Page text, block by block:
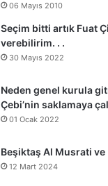
06 Mayıs 2010
Seçim bitti artık Fuat
verebilirim. . .
30 Mayıs 2022
Neden genel kurula
Çebi’nin saklamaya
01 Ocak 2022
Beşiktaş Al Musrati ve
12 Mart 2024